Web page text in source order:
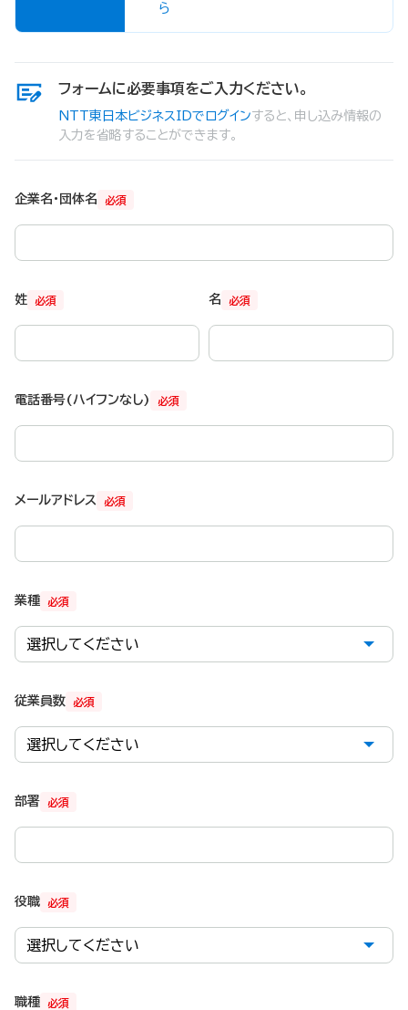
ら
フォームに必要事項をご入力ください。
NTT東日本ビジネスIDでログインすると、申し込み情報の
入力を省略することができます。
必須
企業名・団体名
必須
姓 必須
名
必須
電話番号(ハイフンなし)
必須
メールアドレス
必須
業種
必須
従業員数
必須
部署
必須
役職
必須
職種